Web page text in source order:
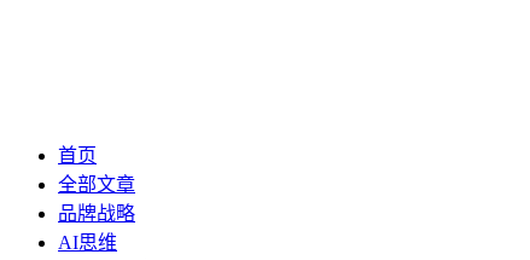
首页
全部文章
品牌战略
AI思维